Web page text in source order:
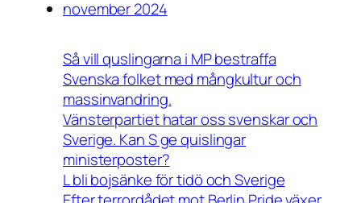
november 2024
Så vill quslingarna i MP bestraffa
Svenska folket med mångkultur och
massinvandring.
Vänsterpartiet hatar oss svenskar och
Sverige. Kan S ge quislingar
ministerposter?
L bli bojsänke för tidö och Sverige